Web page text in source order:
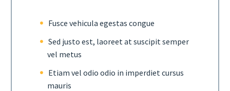
Fusce vehicula egestas congue
Sed justo est, laoreet at suscipit semper
vel metus
Etiam vel odio odio in imperdiet cursus
mauris